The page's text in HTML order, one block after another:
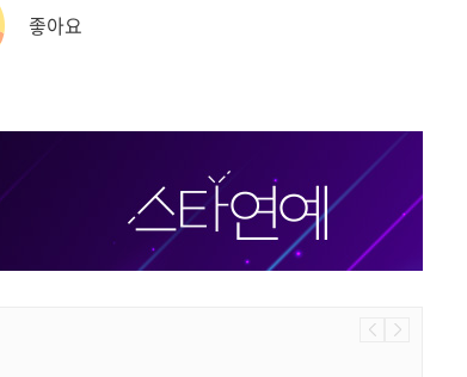
좋아요